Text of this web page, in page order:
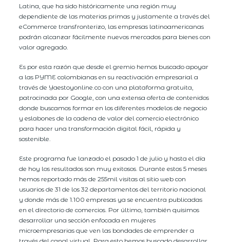
Latina, que ha sido históricamente una región muy
dependiente de las materias primas y justamente a través del
eCommerce transfronterizo, las empresas latinoamericanas
podrán alcanzar fácilmente nuevos mercados para bienes con
valor agregado.
Es por esta razón que desde el gremio hemos buscado apoyar
a las PYME colombianas en su reactivación empresarial a
través de Yaestoyonline.co con una plataforma gratuita,
patrocinada por Google, con una extensa oferta de contenidos
donde buscamos formar en los diferentes modelos de negocio
y eslabones de la cadena de valor del comercio electrónico
para hacer una transformación digital fácil, rápida y
sostenible.
Este programa fue lanzado el pasado 1 de julio y hasta el día
de hoy los resultados son muy exitosos. Durante estos 5 meses
hemos reportado más de 255mil visitas al sitio web con
usuarios de 31 de los 32 departamentos del territorio nacional
y donde más de 1.100 empresas ya se encuentra publicadas
en el directorio de comercios. Por último, también quisimos
desarrollar una sección enfocada en mujeres
microempresarias que ven las bondades de emprender a